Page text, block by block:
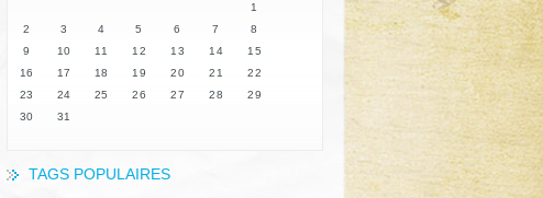
1
2
3 4 5 6 7
8
9
10 11 12 13 14
15
16
17 18 19 20 21
22
23
24 25 26 27 28
29
30
31
TAGS POPULAIRES